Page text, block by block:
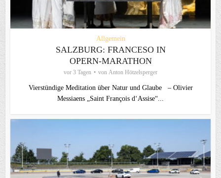
Allgemein
SALZBURG: FRANCESO IN
OPERN-MARATHON
vor 3 Tagen von Anton Hötzelsperger
Vierstündige Meditation über Natur und Glaube – Olivier
Messiaens „Saint François d‘Assise“...